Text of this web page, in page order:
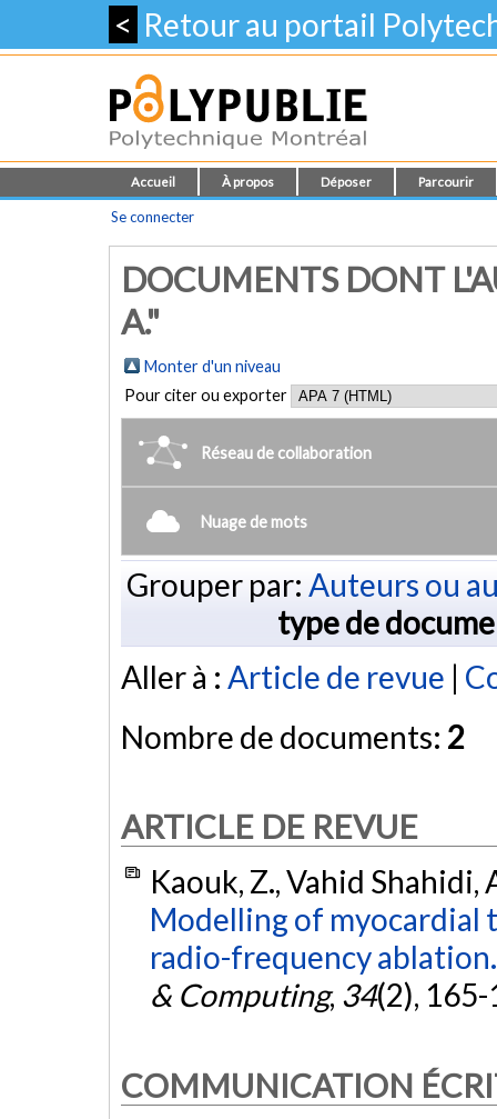
< Retour au portail
Accueil À propos Déposer Parcourir
Se connecter
DOCUMENTS DONT
A."
Monter d'un niveau
Pour citer ou exporter
Réseau de collaboration
Nuage de mots
Grouper par: Auteurs ou
type de
Aller à : Article de revue |
Nombre de documents: 2
ARTICLE DE REVUE
Kaouk, Z., Vahid Shahidi,
Modelling of
radio-frequency ablation.
& Computing, 34(2),
COMMUNICATION